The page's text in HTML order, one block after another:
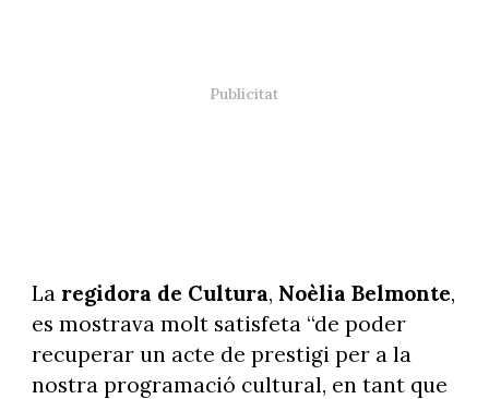
Laregidora de Cultura, Noèlia Belmonte,
es mostrava molt satisfeta “de poder
recuperar un acte de prestigi per a la
nostra programació cultural, en tant que